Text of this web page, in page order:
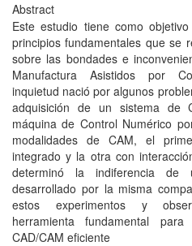
Abstract
Este estudio tiene como
principios fundamentales que se
sobre las bondades e
Manufactura Asistidos por
inquietud nació por algunos
adquisición de un sistema de
máquina de Control Numérico
modalidades de CAM, el
integrado y la otra con
determinó la indiferencia
desarrollado por la misma
estos experimentos y
herramienta fundamental
CAD/CAM eficiente